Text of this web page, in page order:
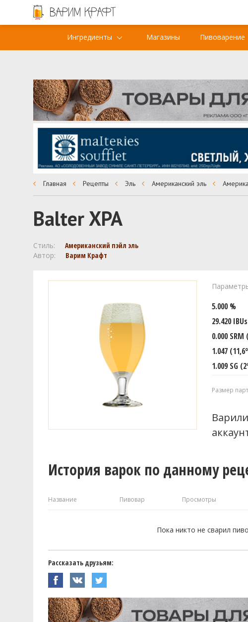
Ингредиенты Магазины Пивоварение
Главная Рецепты Эль Американский эль
Balter XPA
Стиль:
Американский пэйл эль
Автор:
Варим Крафт
5.000 %
29.420 IBUs
0.000 SRM
1.047
1.009 SG
Размер
История варок по данному
Название Пивовар Просмотры
Пока никто не сварил
Рассказать друзьям: